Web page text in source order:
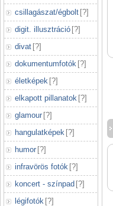
csillagászat/égbolt [?]
digit. illusztráció [?]
divat [?]
dokumentumfotók [?]
életképek [?]
elkapott pillanatok [?]
glamour [?]
hangulatképek [?]
humor [?]
infravörös fotók [?]
koncert - színpad [?]
légifotók [?]